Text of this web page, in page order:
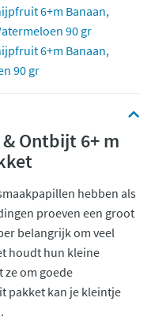
6+m Banaan,
90 gr
6+m Banaan,
90 gr
Ontbijt 6+ m
hebben als
proeven een groot
belangrijk om veel
houdt hun kleine
om goede
pakket kan je kleintje